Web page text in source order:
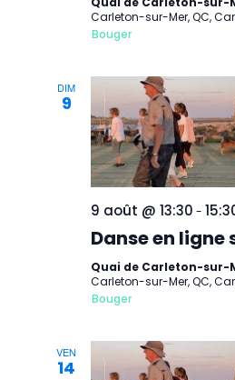
Carleton-sur-Mer, QC,
Bouger
DIM
9
Danse en ligne
9 août @ 13:30 -
Quai de Carleton-sur-
Carleton-sur-Mer, QC,
Bouger
VEN
14